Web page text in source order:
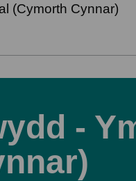
(Cymorth Cynnar)
-